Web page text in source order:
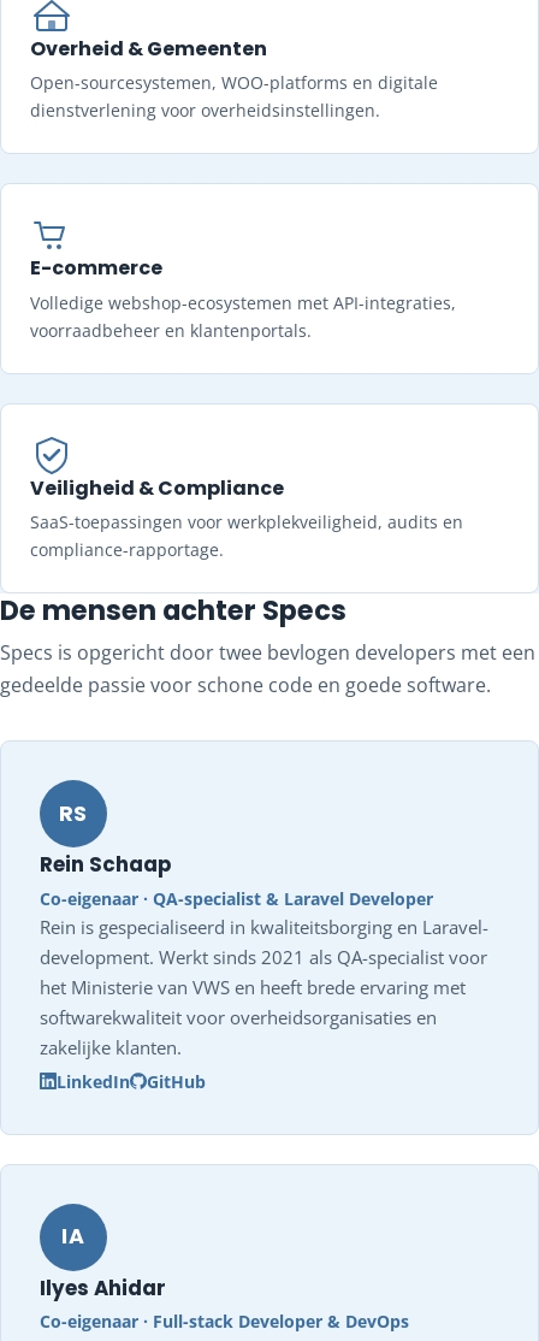
Overheid & Gemeenten
Open-sourcesystemen, WOO-platforms en digitale
dienstverlening voor overheidsinstellingen.
E-commerce
Volledige webshop-ecosystemen met API-integraties,
voorraadbeheer en klantenportals.
Veiligheid & Compliance
SaaS-toepassingen voor werkplekveiligheid, audits en
compliance-rapportage.
De mensen achter Specs
Specs is opgericht door twee bevlogen developers met een
gedeelde passie voor schone code en goede software.
RS
Rein Schaap
Co-eigenaar · QA-specialist & Laravel Developer
Rein is gespecialiseerd in kwaliteitsborging en Laravel-
development. Werkt sinds 2021 als QA-specialist voor
het Ministerie van VWS en heeft brede ervaring met
softwarekwaliteit voor overheidsorganisaties en
zakelijke klanten.
LinkedIn GitHub
IA
Ilyes Ahidar
Co-eigenaar · Full-stack Developer & DevOps